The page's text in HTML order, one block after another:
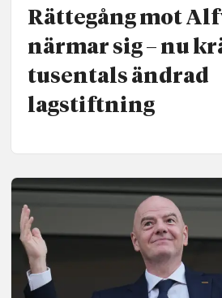
Rättegång mot
närmar sig – nu
tusentals ändrad
lagstiftning